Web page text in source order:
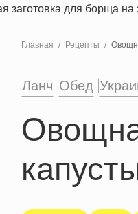
Главная Рецепты
Ланч Обед